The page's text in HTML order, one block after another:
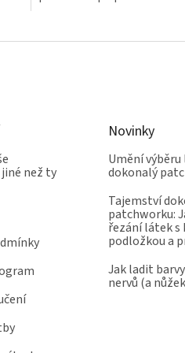
než ty
Novinky
Umění
dokonalý
Tajemství
patchworku:
řezání látek s
podložkou a
Jak ladit
nervů (a